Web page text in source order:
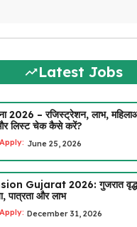
Latest Jobs
2026 – रजिस्ट्रेशन, लाभ,
लिस्ट चेक कैसे करें?
June 25, 2026
Gujarat 2026: गुजरात
पात्रता और लाभ
December 31, 2026